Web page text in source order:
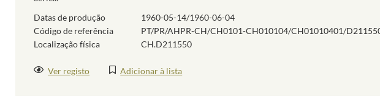
Datas de produção
1960-05-14/1960-06-04
Código de referência
PT/PR/AHPR-CH/CH0101-CH010104/CH01010401/
Localização física
CH.D211550
Ver registo Adicionar à lista